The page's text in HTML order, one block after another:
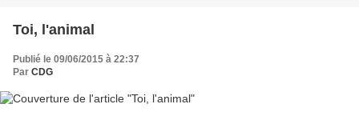
Toi, l'animal
Publié le 09/06/2015 à 22:37
Par CDG